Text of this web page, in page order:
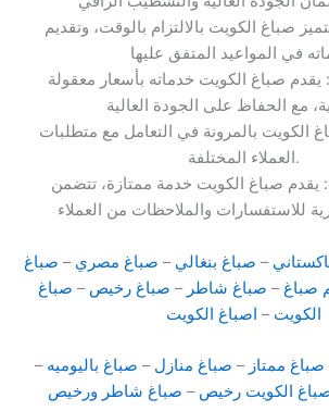
صباغ الكويت بالالتزام بالوقت، وتقديم
يقدم صباغ الكويت خدماته بأسعار معقولة
الكويت بالمرونة في التعامل مع متطلبات
العملاء المختلفة.
يقدم صباغ الكويت خدمة ممتازة، تتضمن
– صباغ بنغالي – صباغ مصري – صباغ
صباغ – صباغ شاطر – صباغ رخيص – صباغ
الكويت – اصباغ الكويت
صباغ ممتاز – صباغ منازل – صباغ باليوميه –
الكويت رخيص – صباغ شاطر ورخيص